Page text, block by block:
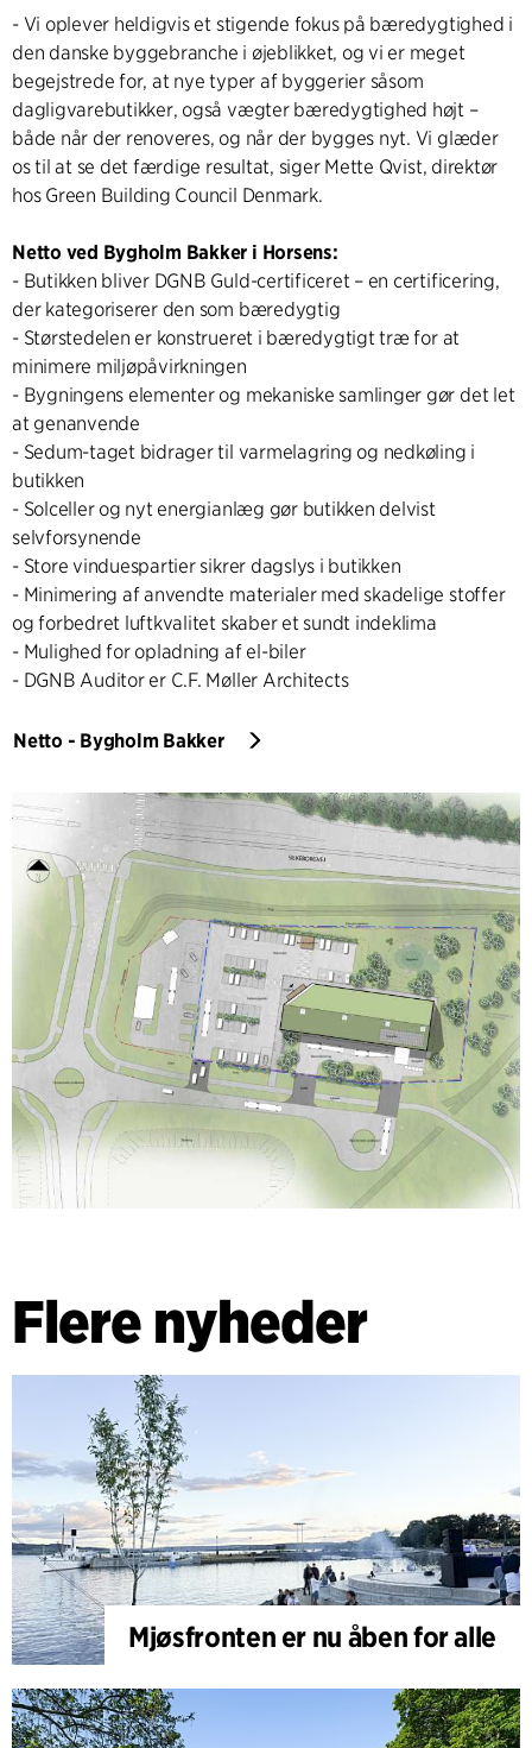
- Vi oplever heldigvis et stigende fokus på bæredygtighed i
den danske byggebranche i øjeblikket, og vi er meget
begejstrede for, at nye typer af byggerier såsom
dagligvarebutikker, også vægter bæredygtighed højt –
både når der renoveres, og når der bygges nyt. Vi glæder
os til at se det færdige resultat, siger Mette Qvist, direktør
hos Green Building Council Denmark.
Netto ved Bygholm Bakker i Horsens:
- Butikken bliver DGNB Guld-certificeret – en certificering,
der kategoriserer den som bæredygtig
- Størstedelen er konstrueret i bæredygtigt træ for at
minimere miljøpåvirkningen
- Bygningens elementer og mekaniske samlinger gør det let
at genanvende
- Sedum-taget bidrager til varmelagring og nedkøling i
butikken
- Solceller og nyt energianlæg gør butikken delvist
selvforsynende
- Store vinduespartier sikrer dagslys i butikken
- Minimering af anvendte materialer med skadelige stoffer
og forbedret luftkvalitet skaber et sundt indeklima
- Mulighed for opladning af el-biler
- DGNB Auditor er C.F. Møller Architects
Netto - Bygholm Bakker
Flere nyheder
Mjøsfronten er nu åben for alle